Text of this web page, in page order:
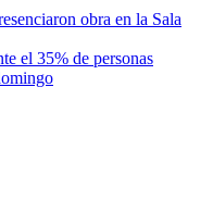
obra en la Sala
el 35% de personas